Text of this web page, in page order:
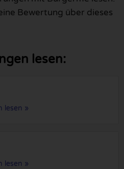
Bewertung über dieses
lesen:
lesen »
lesen »